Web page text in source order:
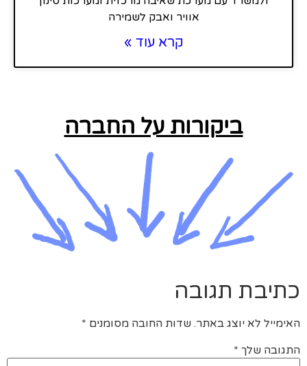
אוויר ואבק לשמירה
קרא עוד »
ביקורות על החברה
כתיבת תגובה
האימייל לא יוצג באתר. שדות החובה מסומנים *
התגובה שלך *